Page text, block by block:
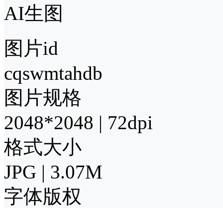
AI生图
图片id
cqswmtahdb
图片规格
2048*2048 | 72dpi
格式大小
JPG | 3.07M
字体版权